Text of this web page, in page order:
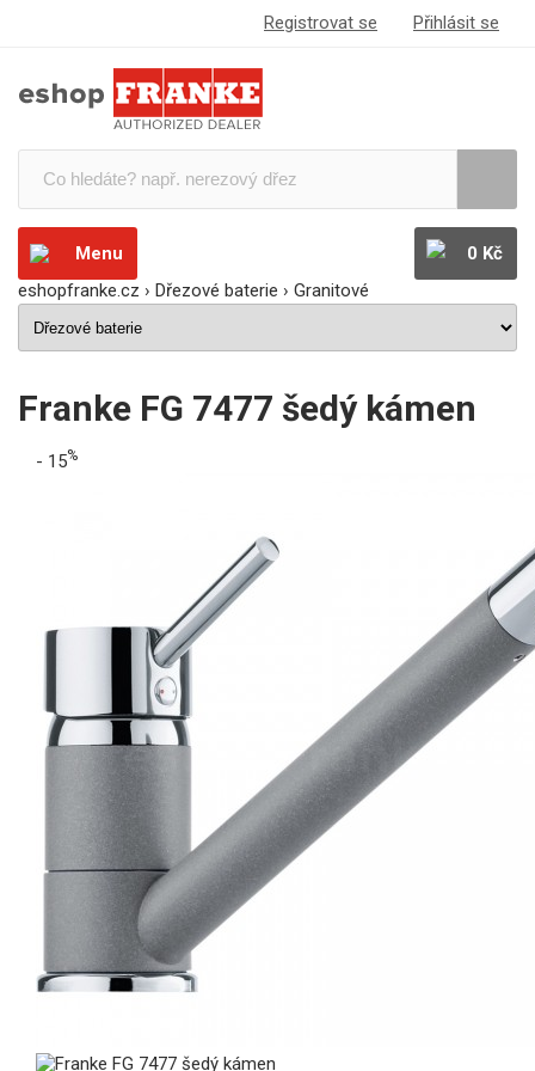
Registrovat se Přihlásit se
Menu
0 Kč
eshopfranke.cz › Dřezové baterie › Granitové
Franke FG 7477 šedý kámen
- 15%